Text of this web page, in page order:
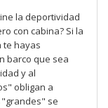
la deportividad
con cabina? Si la
te hayas
barco que sea
y al
obligan a
se